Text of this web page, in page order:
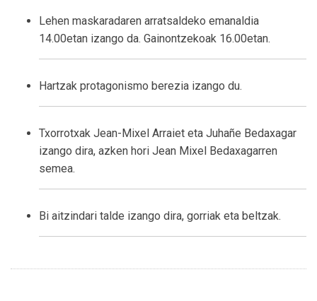
Lehen maskaradaren arratsaldeko emanaldia
14.00etan izango da. Gainontzekoak 16.00etan.
Hartzak protagonismo berezia izango du.
Txorrotxak Jean-Mixel Arraiet eta Juhañe Bedaxagar
izango dira, azken hori Jean Mixel Bedaxagarren
semea.
Bi aitzindari talde izango dira, gorriak eta beltzak.